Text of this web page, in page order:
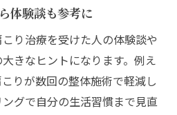
体験談も参考に
り治療を受けた人の体験談や
きなヒントになります。例え
りが数回の整体施術で軽減し
グで自分の生活習慣まで見直